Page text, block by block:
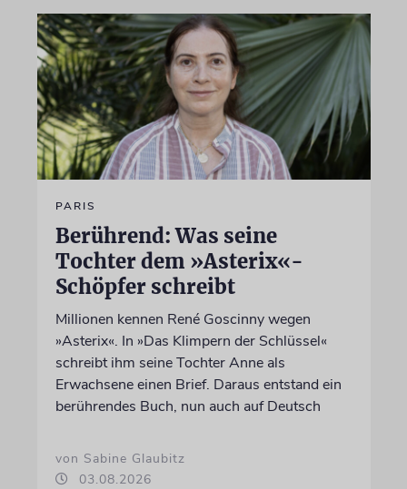
PARIS
Berührend: Was seine
Tochter dem »Asterix«-
Schöpfer schreibt
Millionen kennen René Goscinny wegen
»Asterix«. In »Das Klimpern der Schlüssel«
schreibt ihm seine Tochter Anne als
Erwachsene einen Brief. Daraus entstand ein
berührendes Buch, nun auch auf Deutsch
von Sabine Glaubitz
03.08.2026